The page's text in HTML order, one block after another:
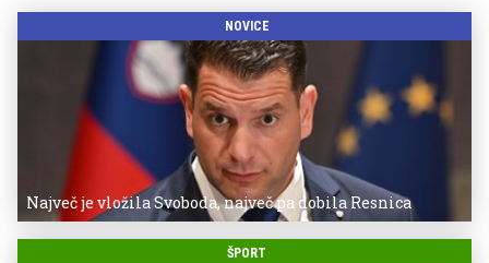
NOVICE
Največ je vložila Svoboda, največ pa dobila Resnica
ŠPORT